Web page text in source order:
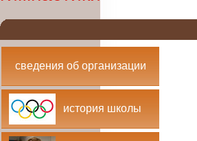
сведения об организации
история школы